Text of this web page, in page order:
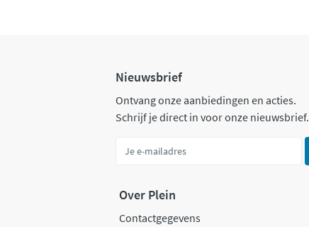
Nieuwsbrief
Ontvang onze aanbiedingen en acties.
Schrijf je direct in voor onze nieuwsbrief.
Over Plein
Contactgegevens